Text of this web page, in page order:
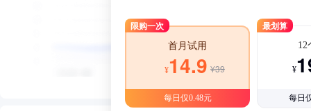
限购一次
首月试用
¥14.9 ¥39
每日仅0.48元
最划算
12
¥
每日